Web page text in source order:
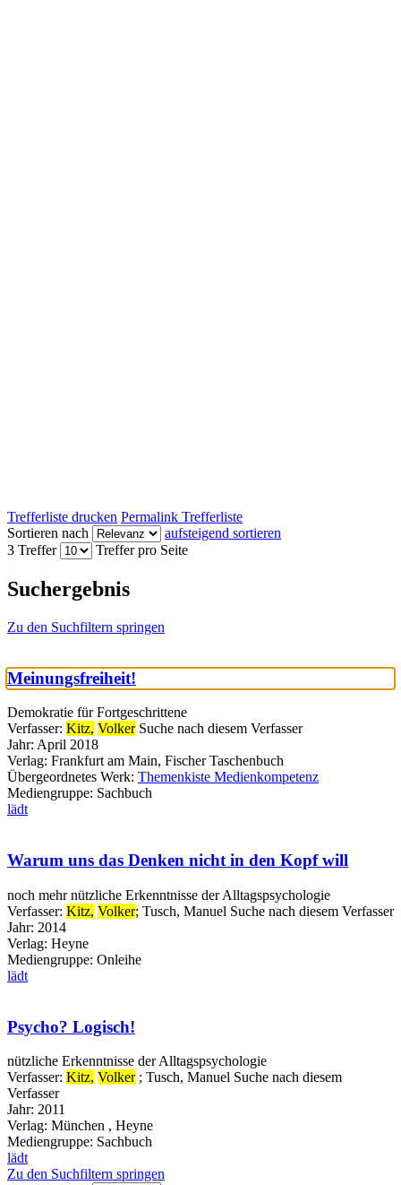
Trefferliste drucken Permalink Trefferliste
Sortieren nach
aufsteigend sortieren
3 Treffer
Treffer pro Seite
Suchergebnis
Zu den Suchfiltern springen
Meinungsfreiheit!
Demokratie für Fortgeschrittene
Verfasser: Kitz, Volker Suche nach diesem Verfasser
Jahr: April 2018
Verlag: Frankfurt am Main, Fischer Taschenbuch
Übergeordnetes Werk: Themenkiste Medienkompetenz
Mediengruppe: Sachbuch
lädt
Warum uns das Denken nicht in den Kopf will
noch mehr nützliche Erkenntnisse der Alltagspsychologie
Verfasser: Kitz, Volker; Tusch, Manuel Suche nach diesem Verfasser
Jahr: 2014
Verlag: Heyne
Mediengruppe: Onleihe
lädt
Psycho? Logisch!
nützliche Erkenntnisse der Alltagspsychologie
Verfasser: Kitz, Volker ; Tusch, Manuel Suche nach diesem
Verfasser
Jahr: 2011
Verlag: München , Heyne
Mediengruppe: Sachbuch
lädt
Zu den Suchfiltern springen